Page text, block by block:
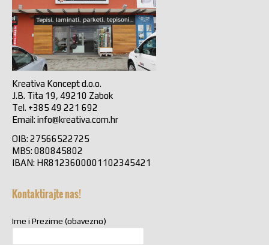
Kreativa Koncept d.o.o.
J.B. Tita 19, 49210 Zabok
Tel. +385 49 221 692
Email: info@kreativa.com.hr
OIB: 27566522725
MBS: 080845802
IBAN: HR8123600001102345421
Kontaktirajte nas!
Ime i Prezime (obavezno)